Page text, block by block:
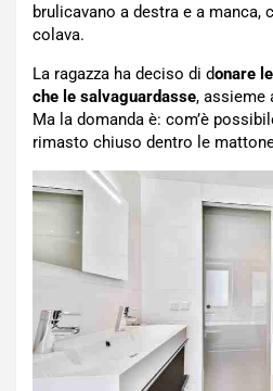
brulicavano a destra e a
colava.
La ragazza ha deciso di donare
che le salvaguardasse, assieme
Ma la domanda è: com’è
rimasto chiuso dentro le